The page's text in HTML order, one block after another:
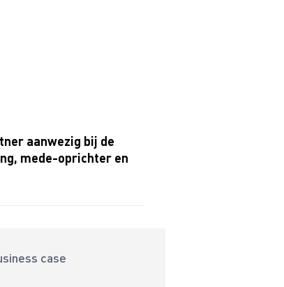
aanwezig bij de
mede-oprichter en
case